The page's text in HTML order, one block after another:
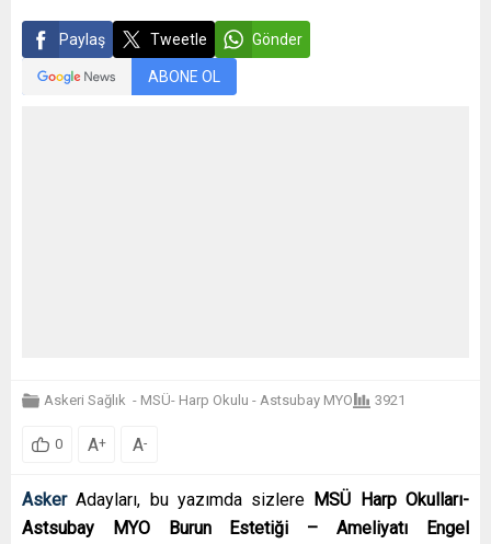
Paylaş Tweetle Gönder
ABONE OL
Askeri Sağlık - MSÜ- Harp Okulu - Astsubay MYO 3921
0 A+ A-
AskerAdayları, bu yazımda sizlere MSÜ Harp Okulları-
Astsubay MYO Burun Estetiği – Ameliyatı Engel